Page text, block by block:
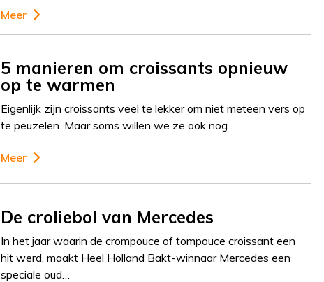
Meer
5 manieren om croissants opnieuw
op te warmen
Eigenlijk zijn croissants veel te lekker om niet meteen vers op
te peuzelen. Maar soms willen we ze ook nog…
Meer
De croliebol van Mercedes
In het jaar waarin de crompouce of tompouce croissant een
hit werd, maakt Heel Holland Bakt-winnaar Mercedes een
speciale oud…